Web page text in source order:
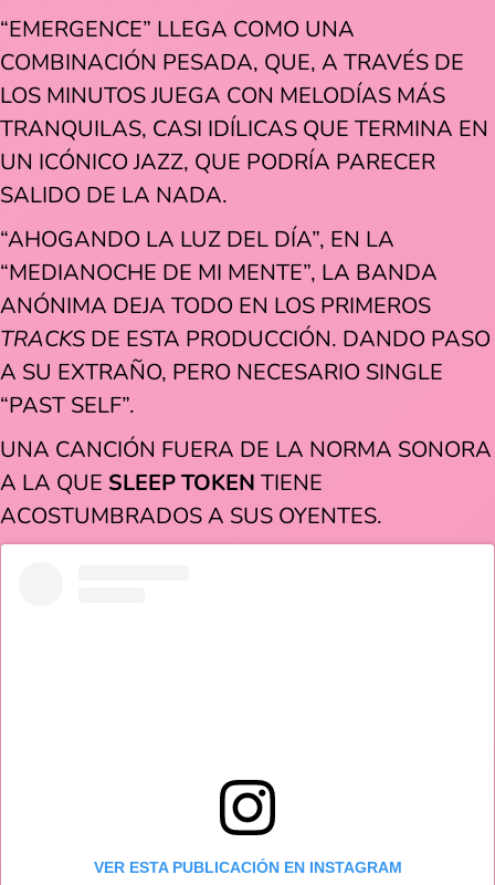
“EMERGENCE” LLEGA COMO UNA
COMBINACIÓN PESADA, QUE, A TRAVÉS DE
LOS MINUTOS JUEGA CON MELODÍAS MÁS
TRANQUILAS, CASI IDÍLICAS QUE TERMINA EN
UN ICÓNICO JAZZ, QUE PODRÍA PARECER
SALIDO DE LA NADA.
“AHOGANDO LA LUZ DEL DÍA”, EN LA
“MEDIANOCHE DE MI MENTE”, LA BANDA
ANÓNIMA DEJA TODO EN LOS PRIMEROS
TRACKS DE ESTA PRODUCCIÓN. DANDO PASO
A SU EXTRAÑO, PERO NECESARIO SINGLE
“PAST SELF”.
UNA CANCIÓN FUERA DE LA NORMA SONORA
A LA QUE SLEEP TOKEN TIENE
ACOSTUMBRADOS A SUS OYENTES.
VER ESTA PUBLICACIÓN EN INSTAGRAM